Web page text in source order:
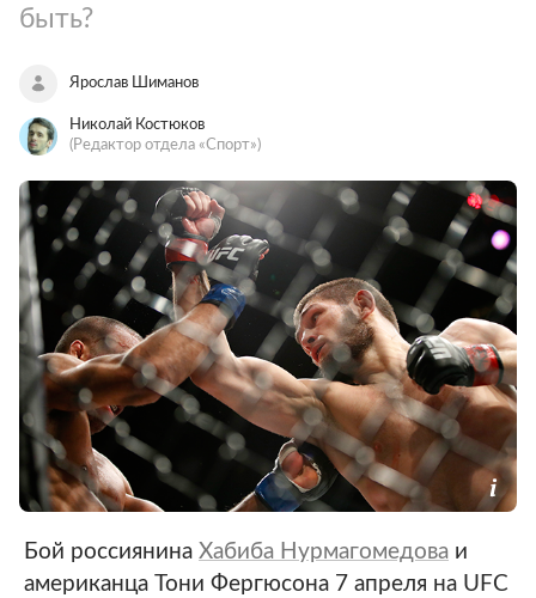
быть?
Ярослав Шиманов
Николай Костюков
(Редактор отдела «Спорт»)
Бой россиянина Хабиба Нурмагомедова и
американца Тони Фергюсона 7 апреля на UFC